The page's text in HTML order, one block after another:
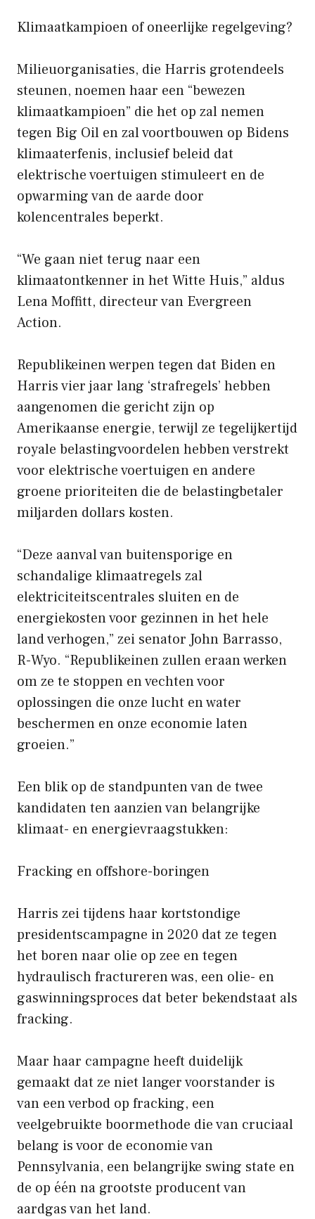
Klimaatkampioen of oneerlijke regelgeving?
Milieuorganisaties, die Harris grotendeels
steunen, noemen haar een “bewezen
klimaatkampioen” die het op zal nemen
tegen Big Oil en zal voortbouwen op Bidens
klimaaterfenis, inclusief beleid dat
elektrische voertuigen stimuleert en de
opwarming van de aarde door
kolencentrales beperkt.
“We gaan niet terug naar een
klimaatontkenner in het Witte Huis,” aldus
Lena Moffitt, directeur van Evergreen
Action.
Republikeinen werpen tegen dat Biden en
Harris vier jaar lang ‘strafregels’ hebben
aangenomen die gericht zijn op
Amerikaanse energie, terwijl ze tegelijkertijd
royale belastingvoordelen hebben verstrekt
voor elektrische voertuigen en andere
groene prioriteiten die de belastingbetaler
miljarden dollars kosten.
“Deze aanval van buitensporige en
schandalige klimaatregels zal
elektriciteitscentrales sluiten en de
energiekosten voor gezinnen in het hele
land verhogen,” zei senator John Barrasso,
R-Wyo. “Republikeinen zullen eraan werken
om ze te stoppen en vechten voor
oplossingen die onze lucht en water
beschermen en onze economie laten
groeien.”
Een blik op de standpunten van de twee
kandidaten ten aanzien van belangrijke
klimaat- en energievraagstukken:
Fracking en offshore-boringen
Harris zei tijdens haar kortstondige
presidentscampagne in 2020 dat ze tegen
het boren naar olie op zee en tegen
hydraulisch fractureren was, een olie- en
gaswinningsproces dat beter bekendstaat als
fracking.
Maar haar campagne heeft duidelijk
gemaakt dat ze niet langer voorstander is
van een verbod op fracking, een
veelgebruikte boormethode die van cruciaal
belang is voor de economie van
Pennsylvania, een belangrijke swing state en
de op één na grootste producent van
aardgas van het land.